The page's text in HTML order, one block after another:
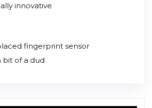
innovative
fingerprint sensor
bit of a dud